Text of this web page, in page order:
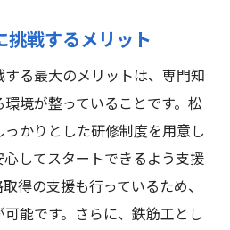
と選び方
資格取得の重要性
けられる資格取得支援
の勉強方法とコツ
待できるキャリアアップ
戦するメリット
る最大のメリットは、専門知
境が整っていることです。松
かりとした研修制度を用意し
してスタートできるよう支援
得の支援も行っているため、
能です。さらに、鉄筋工とし